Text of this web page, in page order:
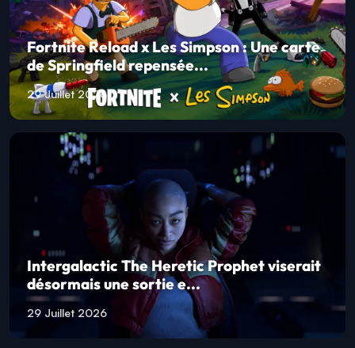
Fortnite Reload x Les Simpson : Une carte
de Springfield repensée...
29 Juillet 2026
Intergalactic The Heretic Prophet viserait
désormais une sortie e...
29 Juillet 2026